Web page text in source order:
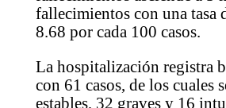
fallecimientos con una tasa
8.68 por cada 100 casos.
La hospitalización registra
con 61 casos, de los cuales
estables, 32 graves y 16